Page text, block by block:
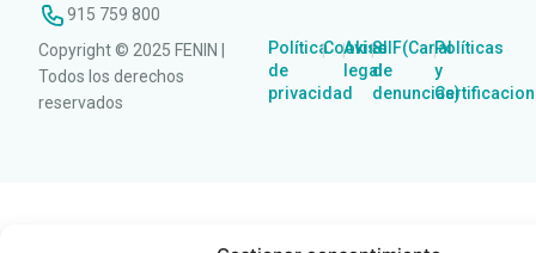
915 759 800
Copyright © 2025 FENIN |
Todos los derechos
reservados
Política
de
privacidad
|Cookies
|Aviso
legal
|SIIF(Canal
de
denuncias)
|Políticas
y